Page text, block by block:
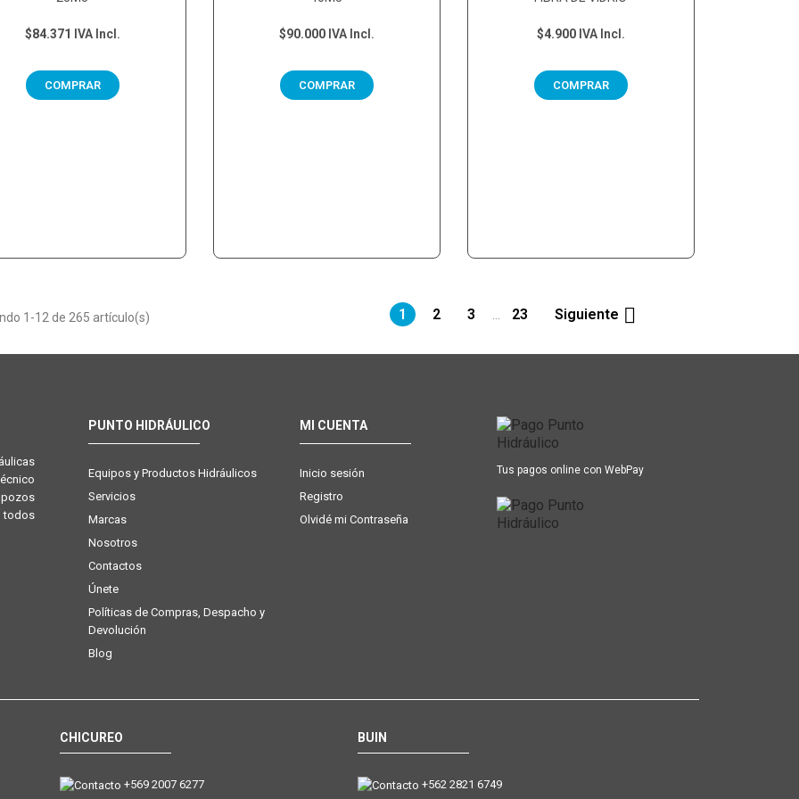
$84.371 IVA Incl.
COMPRAR
$90.000 IVA Incl.
COMPRAR
$4.900 IVA Incl.
COMPRAR
1-12 de 265 artículo(s) 1 2 3 … 23 Siguiente 
pozos
todos
PUNTO HIDRÁULICO
Equipos y Productos Hidráulicos
Servicios
Marcas
Nosotros
Contactos
Únete
Políticas de Compras, Despacho y
Devolución
Blog
MI CUENTA
Inicio sesión
Registro
Olvidé mi Contraseña
Tus pagos online con WebPay
CHICUREO
+569 2007 6277
BUIN
+562 2821 6749